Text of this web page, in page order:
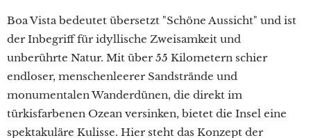
Boa Vista bedeutet übersetzt "Schöne Aussicht" und ist
der Inbegriff für idyllische Zweisamkeit und
unberührte Natur. Mit über 55 Kilometern schier
endloser, menschenleerer Sandstrände und
monumentalen Wanderdünen, die direkt im
türkisfarbenen Ozean versinken, bietet die Insel eine
spektakuläre Kulisse. Hier steht das Konzept der